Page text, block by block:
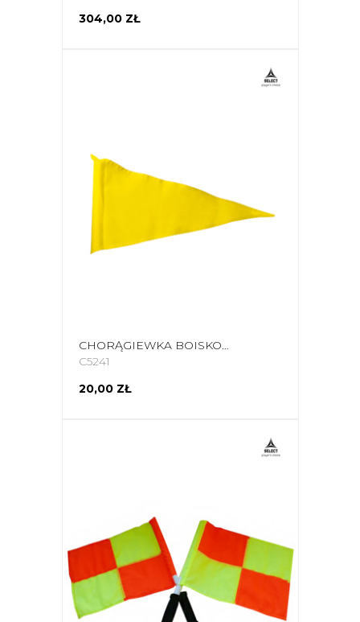
304,00 ZŁ
CHORĄGIEWKA BOISKOWA NAROŻNIKOWA SELECT ŻÓŁTA 820013
C5241
20,00 ZŁ